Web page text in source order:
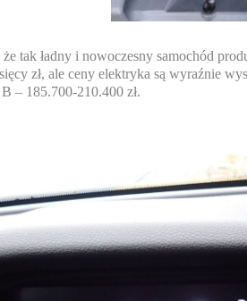
że tak ładny i nowoczesny samochód
zł, ale ceny elektryka są wyraźnie
– 185.700-210.400 zł.